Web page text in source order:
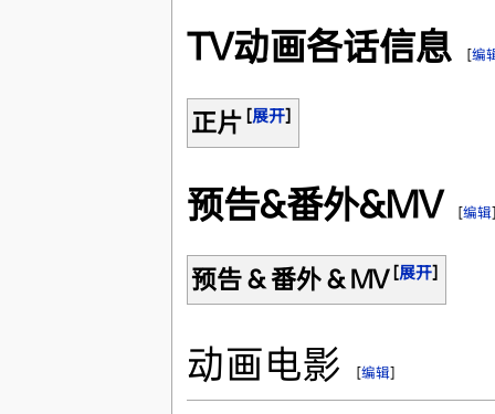
TV动画各话信息 [编
[展开]
正片
预告&番外&MV [编辑
[展开]
预告 & 番外 & MV
动画电影 [编辑]